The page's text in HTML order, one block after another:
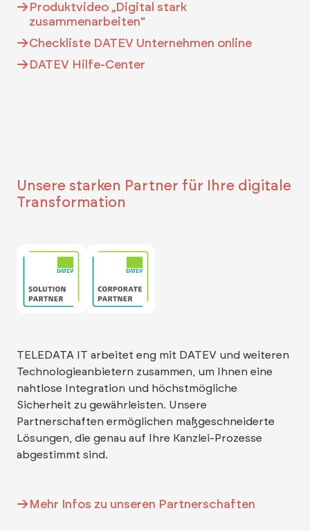
Produktvideo „Digital stark
zusammenarbeiten“
Checkliste DATEV Unternehmen online
DATEV Hilfe-Center
Unsere starken Partner für Ihre digitale
Transformation
TELEDATA IT arbeitet eng mit DATEV und weiteren
Technologieanbietern zusammen, um Ihnen eine
nahtlose Integration und höchstmögliche
Sicherheit zu gewährleisten. Unsere
Partnerschaften ermöglichen maßgeschneiderte
Lösungen, die genau auf Ihre Kanzlei-Prozesse
abgestimmt sind.
Mehr Infos zu unseren Partnerschaften